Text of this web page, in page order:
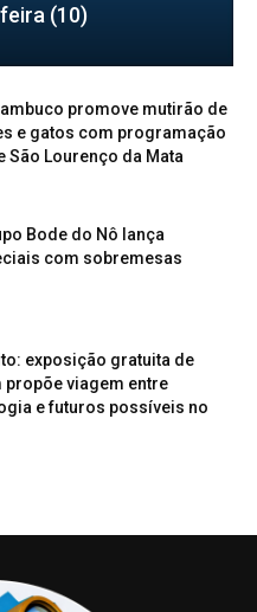
(10)
promove mutirão de
e gatos com programação
São Lourenço da Mata
Bode do Nô lança
com sobremesas
exposição gratuita de
propõe viagem entre
e futuros possíveis no